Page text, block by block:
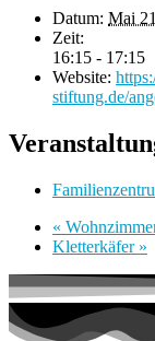
Datum: Mai 21
Zeit:
16:15 - 17:15
Website:
stiftung.de/
«
Kletterkäfer »